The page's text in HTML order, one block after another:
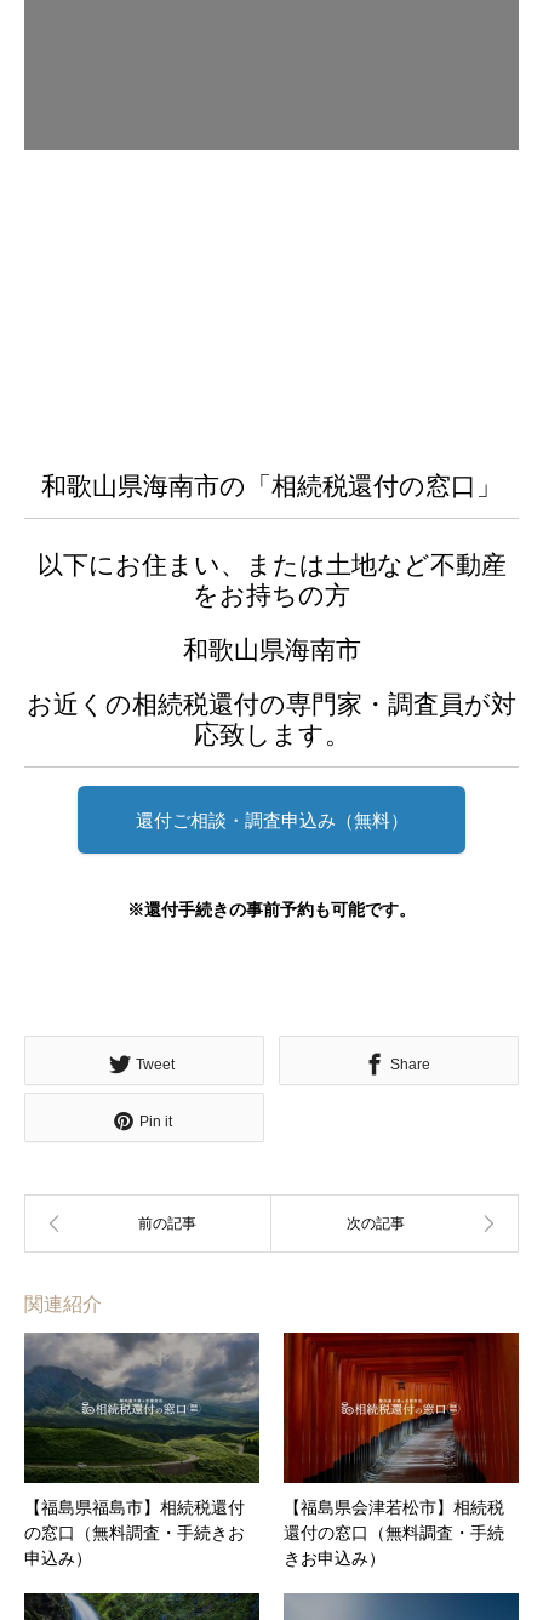
和歌山県海南市の「相続税還付の窓口」
以下にお住まい、または土地など不動産
をお持ちの方
和歌山県海南市
お近くの相続税還付の専門家・調査員が対
応致します。
還付ご相談・調査申込み（無料）
※還付手続きの事前予約も可能です。
Tweet Share
Pin it
関連紹介
【福島県福島市】相続税還付
の窓口（無料調査・手続きお
申込み）
【福島県会津若松市】相続税
還付の窓口（無料調査・手続
きお申込み）